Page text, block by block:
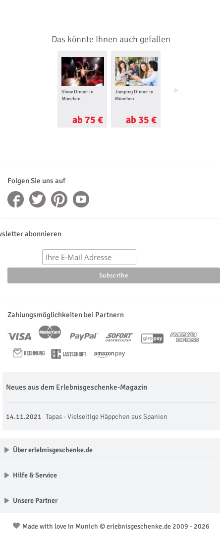
Das könnte Ihnen auch gefallen
Show Dinner in
München
ab 75 €
Jumping Dinner in
München
ab 35 €
Mittelalter Dinner
Folgen Sie uns auf
abonnieren
Zahlungsmöglichkeiten bei Partnern
Neues aus dem Erlebnisgeschenke-Magazin
14.11.2021 Tapas - Vielseitige Häppchen aus Spanien
Über erlebnisgeschenke.de
Hilfe & Service
Unsere Partner
Made with love in Munich © erlebnisgeschenke.de 2009 - 2026